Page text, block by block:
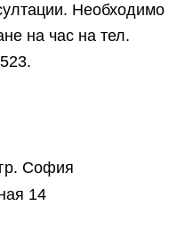
Необходимо
на час на тел.
София
14